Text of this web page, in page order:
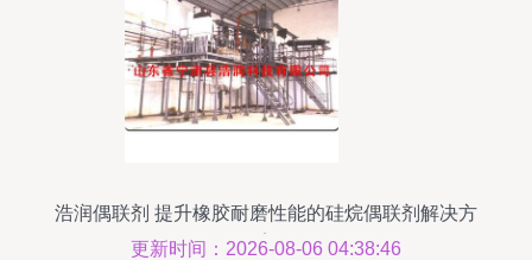
浩润偶联剂 提升橡胶耐磨性能的硅烷偶联剂解决方
案
更新时间：2026-08-06 04:38:46